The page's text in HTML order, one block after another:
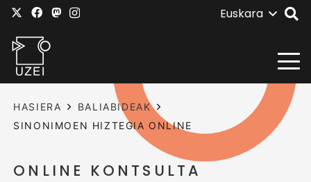
Euskara
HASIERA
BALIABIDEAK
SINONIMOEN HIZTEGIA ONLINE
ONLINE KONTSULTA